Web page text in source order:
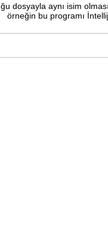
dosyayla aynı isim
örneğin bu programı